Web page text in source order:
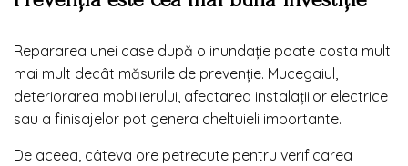
Repararea unei case după o inundație poate costa mult
mai mult decât măsurile de prevenție. Mucegaiul,
deteriorarea mobilierului, afectarea instalațiilor electrice
sau a finisajelor pot genera cheltuieli importante.
De aceea, câteva ore petrecute pentru verificarea